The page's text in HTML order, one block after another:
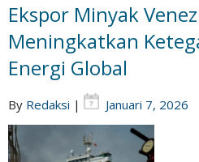
Ekspor Minyak
Meningkatkan
Energi Global
By Redaksi | Januari 7, 2026